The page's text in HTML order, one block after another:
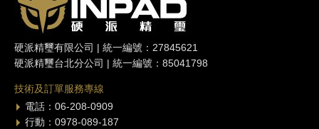
硬派精璽有限公司 | 統一編號：27845621
硬派精璽台北分公司 | 統一編號：85041798
技術及訂單服務專線
電話：06-208-0909
行動：0978-089-187